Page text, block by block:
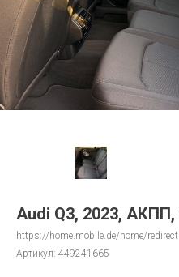
Audi Q3, 2023, АКПП,
https://home.mobile.de/home/
Артикул: 449241665